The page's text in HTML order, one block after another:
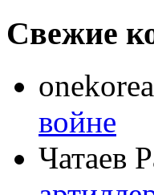
Свежие
onekorea
войне
Чатаев